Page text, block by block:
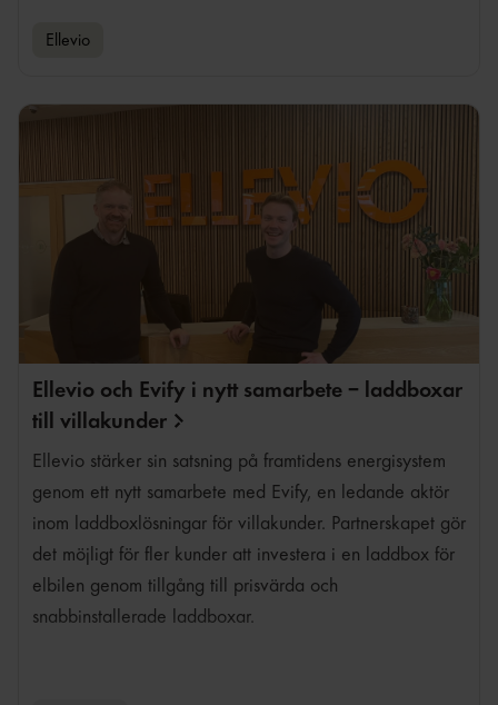
Ellevio
Ellevio och Evify i nytt samarbete – laddboxar
till villakunder
Ellevio stärker sin satsning på framtidens energisystem
genom ett nytt samarbete med Evify, en ledande aktör
inom laddboxlösningar för villakunder. Partnerskapet gör
det möjligt för fler kunder att investera i en laddbox för
elbilen genom tillgång till prisvärda och
snabbinstallerade laddboxar.